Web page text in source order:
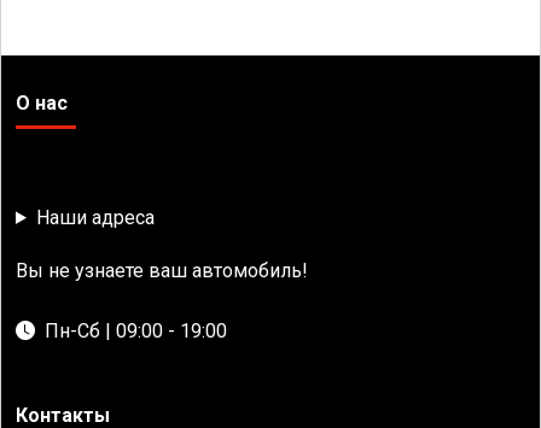
О нас
Наши адреса
Вы не узнаете ваш автомобиль!
Пн-Сб | 09:00 - 19:00
Контакты